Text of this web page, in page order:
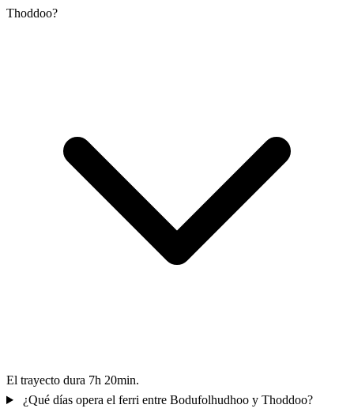
Thoddoo?
El trayecto dura 7h 20min.
¿Qué días opera el ferri entre Bodufolhudhoo y Thoddoo?